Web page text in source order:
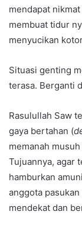
mendapat
membuat tidur
menyucikan
Situasi genting
terasa. Berganti
Rasulullah Saw
gaya bertahan (
memanah
Tujuannya, agar
hamburkan
anggota
mendekat dan